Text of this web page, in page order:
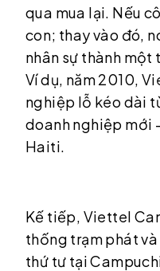
qua mua lại. Nếu
con; thay vào đó,
nhân sự thành
Ví dụ, năm 2010,
nghiệp lỗ kéo dài
doanh nghiệp mới
Haiti.
Kế tiếp, Viettel
thống trạm phát
thứ tư tại